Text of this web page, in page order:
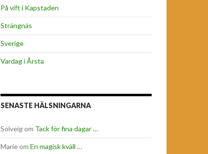
På vift i Kapstaden
Strängnäs
Sverige
Vardag i Årsta
SENASTE HÄLSNINGARNA
Solveigom Tack för fina dagar …
Marieom En magisk kväll …